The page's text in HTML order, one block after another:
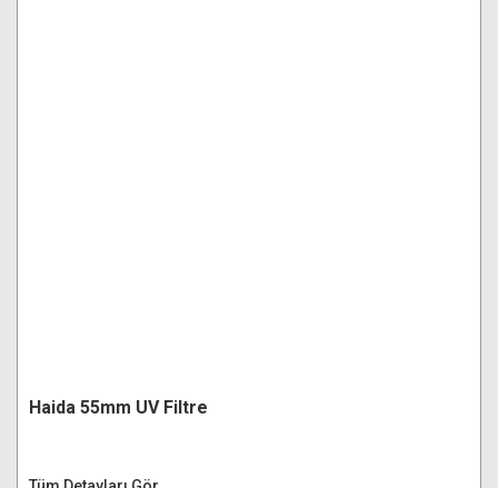
Haida 55mm UV Filtre